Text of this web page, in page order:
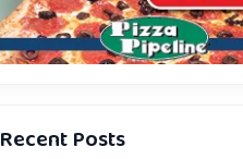
Recent Posts